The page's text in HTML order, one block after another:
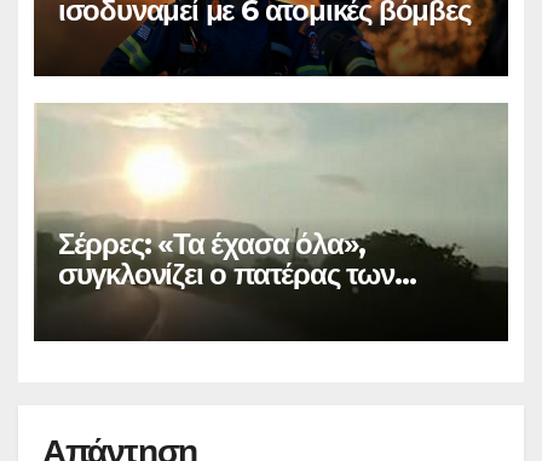
ισοδυναμεί με 6 ατομικές βόμβες
Σέρρες: «Τα έχασα όλα»,
συγκλονίζει ο πατέρας των
θυμάτων
Απάντηση